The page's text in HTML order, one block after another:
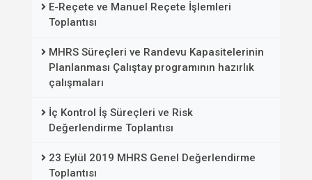
E-Reçete ve Manuel Reçete İşlemleri
Toplantısı
MHRS Süreçleri ve Randevu Kapasitelerinin
Planlanması Çalıştay programının hazırlık
çalışmaları
İç Kontrol İş Süreçleri ve Risk
Değerlendirme Toplantısı
23 Eylül 2019 MHRS Genel Değerlendirme
Toplantısı